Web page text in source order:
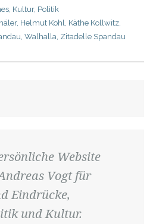
, Kultur, Politik
, Helmut Kohl, Käthe Kollwitz,
, Walhalla, Zitadelle Spandau
Website
Vogt für
Eindrücke,
und Kultur.